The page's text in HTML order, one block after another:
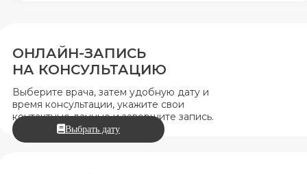
ОНЛАЙН-ЗАПИСЬ
НА КОНСУЛЬТАЦИЮ
Выберите врача, затем удобную дату и
время консультации, укажите свои
контактные данные и завершите запись.
Выбрать дату